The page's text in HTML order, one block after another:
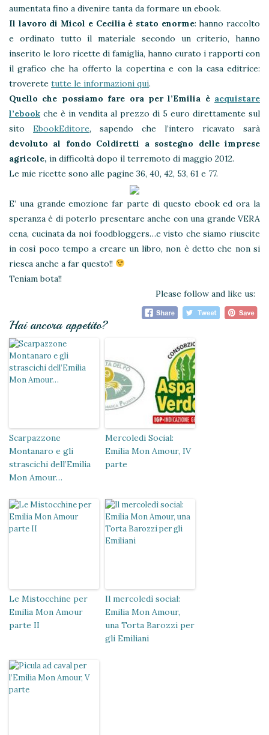
aumentata fino a divenire tanta da formare un ebook.
Il lavoro di Micol e Cecilia è stato enorme: hanno raccolto
e ordinato tutto il materiale secondo un criterio, hanno
inserito le loro ricette di famiglia, hanno curato i rapporti con
il grafico che ha offerto la copertina e con la casa editrice:
troverete tutte le informazioni qui.
Quello che possiamo fare ora per l’Emilia è acquistare
l’ebook che è in vendita al prezzo di 5 euro direttamente sul
sito EbookEditore, sapendo che l’intero ricavato sarà
devoluto al fondo Coldiretti a sostegno delle imprese
agricole, in difficoltà dopo il terremoto di maggio 2012.
Le mie ricette sono alle pagine 36, 40, 42, 53, 61 e 77.
E’ una grande emozione far parte di questo ebook ed ora la
speranza è di poterlo presentare anche con una grande VERA
cena, cucinata da noi foodbloggers…e visto che siamo riuscite
in così poco tempo a creare un libro, non è detto che non si
riesca anche a far questo!!
Teniam bota!!
Please follow and like us:
Hai ancora appetito?
Scarpazzone
Montanaro e gli
strascichi dell’Emilia
Mon Amour…
Mercoledi Social:
Emilia Mon Amour, IV
parte
Le Mistocchine per
Emilia Mon Amour
parte II
Il mercoledì social:
Emilia Mon Amour,
una Torta Barozzi per
gli Emiliani